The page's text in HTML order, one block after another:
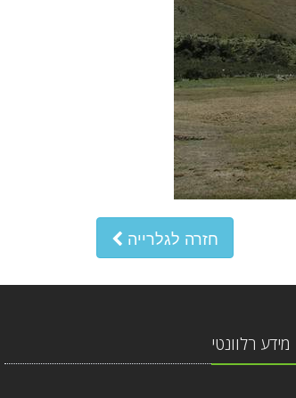
חזרה לגלרייה
מידע רלוונטי